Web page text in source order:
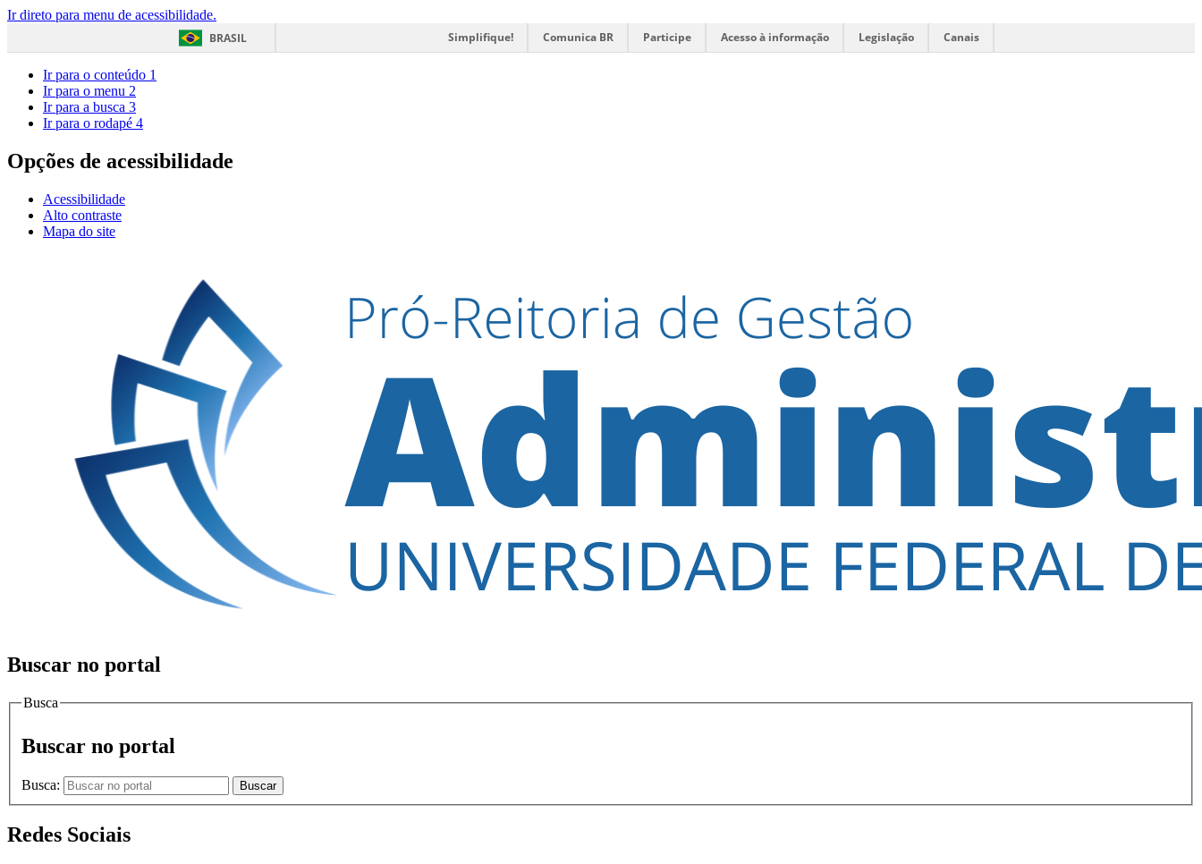
Ir direto para menu de acessibilidade.
BRASIL
Simplifique! Comunica BR Participe Acesso à informação Legislação Canais
Ir para o conteúdo 1
Ir para o menu 2
Ir para a busca 3
Ir para o rodapé 4
Opções de acessibilidade
Acessibilidade
Alto contraste
Mapa do site
Buscar no portal
Busca
Buscar no portal
Busca: Buscar
Redes Sociais